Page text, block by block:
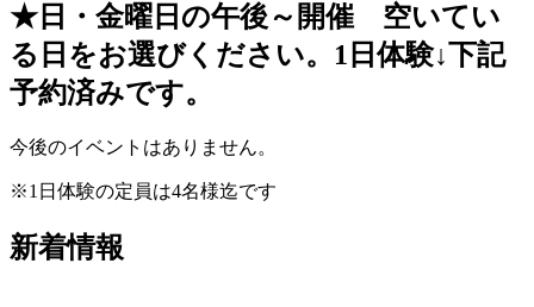
★日・金曜日の午後～開催 空いてい
る日をお選びください。1日体験↓下記
予約済みです。
今後のイベントはありません。
※1日体験の定員は4名様迄です
新着情報